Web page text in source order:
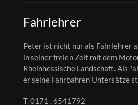
Fahrlehrer
Peter ist nicht nur als Fahrlehrer
in seiner freien Zeit mit dem
Rheinhessische Landschaft. Als
er seine Fahrbahren Untersätze
T. 0171 . 6541792